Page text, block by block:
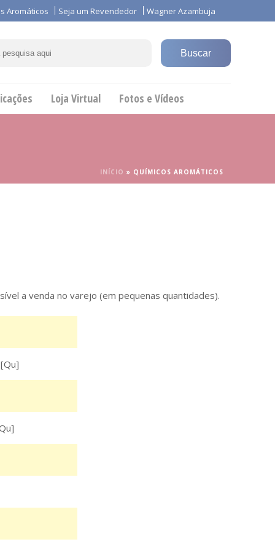
Aromáticos Seja um Revendedor Wagner Azambuja
Loja Virtual Fotos e Vídeos
INÍCIO » QUÍMICOS AROMÁTICOS
a venda no varejo (em pequenas quantidades).